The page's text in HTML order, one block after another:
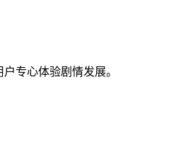
专心体验剧情发展。